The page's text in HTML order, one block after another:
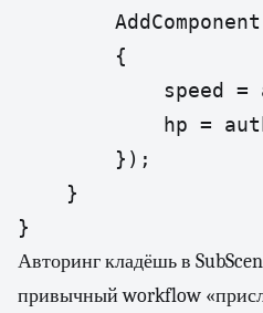
        {
speed =
hp =
        });
    }
Авторинг кладёшь в
привычный workflow